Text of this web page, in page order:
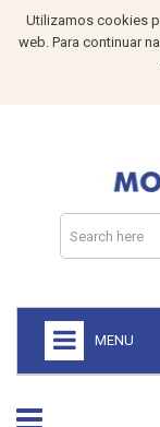
Utilizamos cookies
web. Para continuar
MENU